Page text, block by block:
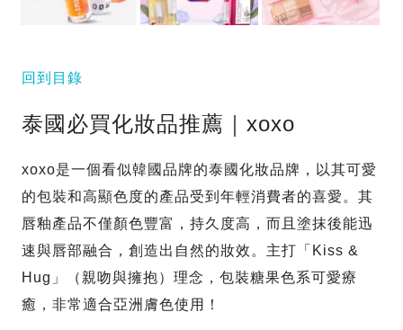
回到目錄
泰國必買化妝品推薦｜xoxo
xoxo是一個看似韓國品牌的泰國化妝品牌，以其可愛
的包裝和高顯色度的產品受到年輕消費者的喜愛。其
唇釉產品不僅顏色豐富，持久度高，而且塗抹後能迅
速與唇部融合，創造出自然的妝效。主打「Kiss &
Hug」（親吻與擁抱）理念，包裝糖果色系可愛療
癒，非常適合亞洲膚色使用！